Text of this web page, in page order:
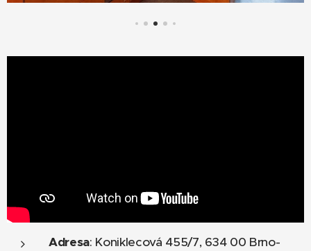
Adresa: Koniklecová 455/7, 634 00 Brno-